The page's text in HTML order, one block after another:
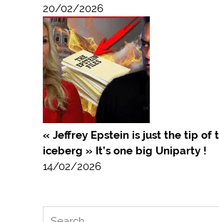
20/02/2026
« Jeffrey Epstein is just the tip of
iceberg » It’s one big Uniparty !
14/02/2026